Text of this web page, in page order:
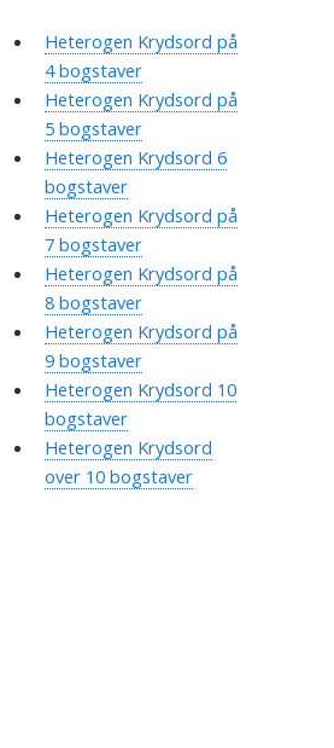
Heterogen Krydsord på
4 bogstaver
Heterogen Krydsord på
5 bogstaver
Heterogen Krydsord 6
bogstaver
Heterogen Krydsord på
7 bogstaver
Heterogen Krydsord på
8 bogstaver
Heterogen Krydsord på
9 bogstaver
Heterogen Krydsord 10
bogstaver
Heterogen Krydsord
over 10 bogstaver